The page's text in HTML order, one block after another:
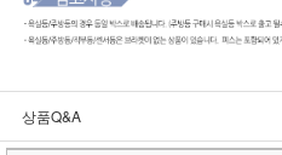
상품Q&A